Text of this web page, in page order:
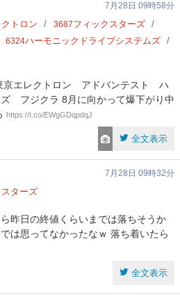
7月28日 09時58分
トロン 3687フィックスターズ
6324ハーモニックドライブシステムズ
京エレクトロン アドバンテスト ハ
フジクラ 8月に向かって爆下がり中
https://t.co/EWgGDqpdqJ
全文表示
7月28日 09時32分
ターズ
昨日の終値くらいまでは落ちそうか
は思ってなかったなｗ 落ち着いたら
全文表示